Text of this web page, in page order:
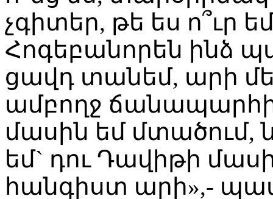
չգիտեր, թե ես ո՞ւր
Հոգեբանորեն ինձ
ցավդ տանեմ, արի
ամբողջ
մասին եմ մտածում,
եմ` դու Դավիթի
հանգիստ արի»,-